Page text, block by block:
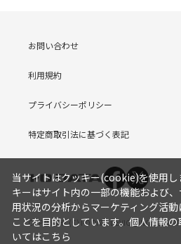
お問い合わせ
利用規約
プライバシーポリシー
特定商取引法に基づく表記
COPYRIGHT (C) I-O DATA DEVICE, INC. Since
当サイトはクッキー(cookie)を使用し
キーはサイト内の一部の機能および
用状況の分析からマーケティング活動
ことを目的としています。個人情報
いてはこちら